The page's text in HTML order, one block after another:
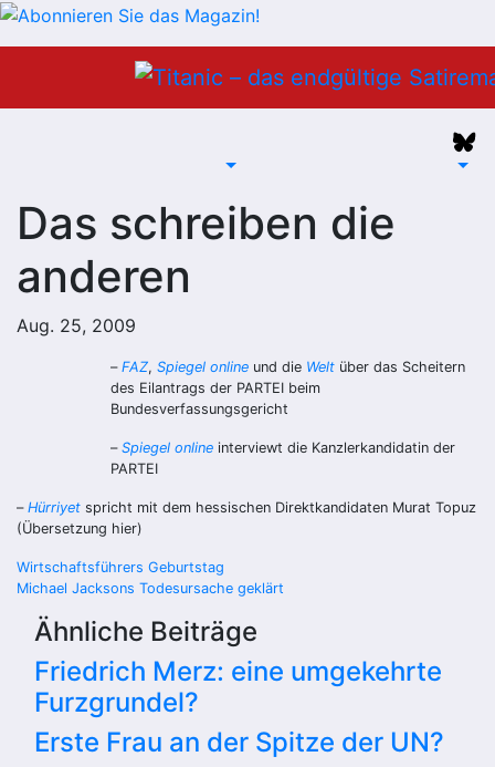
Das schreiben die
anderen
Aug. 25, 2009
– FAZ, Spiegel online und die Welt über das Scheitern
des Eilantrags der PARTEI beim
Bundesverfassungsgericht
– Spiegel online interviewt die Kanzlerkandidatin der
PARTEI
– Hürriyet spricht mit dem hessischen Direktkandidaten Murat Topuz
(Übersetzung hier)
Beitragsnavigation
Wirtschaftsführers Geburtstag
Michael Jacksons Todesursache geklärt
Ähnliche Beiträge
Friedrich Merz: eine umgekehrte
Furzgrundel?
Erste Frau an der Spitze der UN?